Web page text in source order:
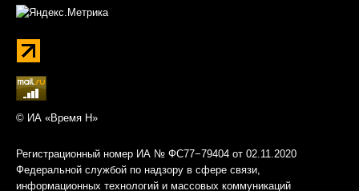
© ИА «Время Н»
Регистрационный номер ИА № ФС77−79404 от 02.11.2020
Федеральной службой по надзору в сфере связи,
информационных технологий и массовых коммуникаций